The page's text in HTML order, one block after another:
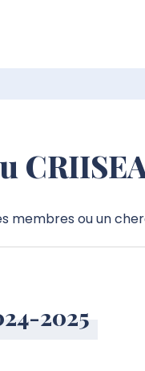
membres ou un
2025